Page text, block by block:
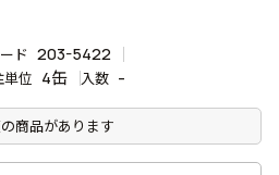
ド 203-5422
単位 4缶 入数 -
商品があります